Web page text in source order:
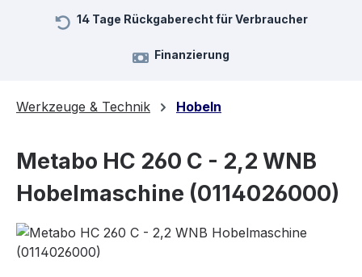
14 Tage Rückgaberecht für Verbraucher
Finanzierung
Werkzeuge & Technik Hobeln
Metabo HC 260 C - 2,2 WNB
Hobelmaschine (0114026000)
Bildergalerie überspringen